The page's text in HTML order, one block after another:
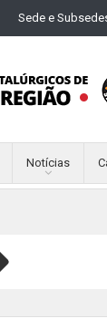
Sede e
Notícias